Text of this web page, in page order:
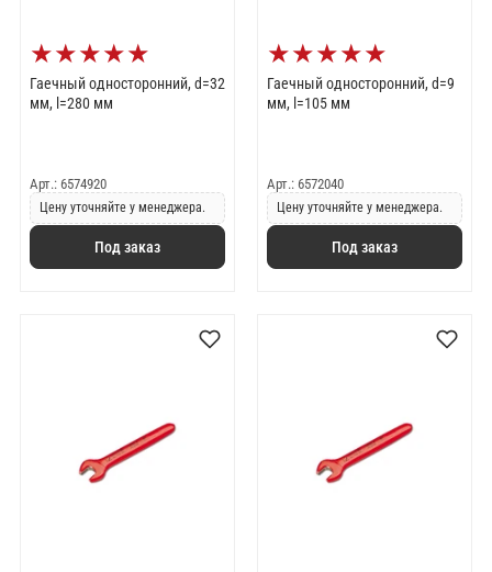
★★★★★
Гаечный односторонний, d=32
мм, l=280 мм
Арт.: 6574920
Цену уточняйте у менеджера.
Под заказ
★★★★★
Гаечный односторонний, d=9
мм, l=105 мм
Арт.: 6572040
Цену уточняйте у менеджера.
Под заказ